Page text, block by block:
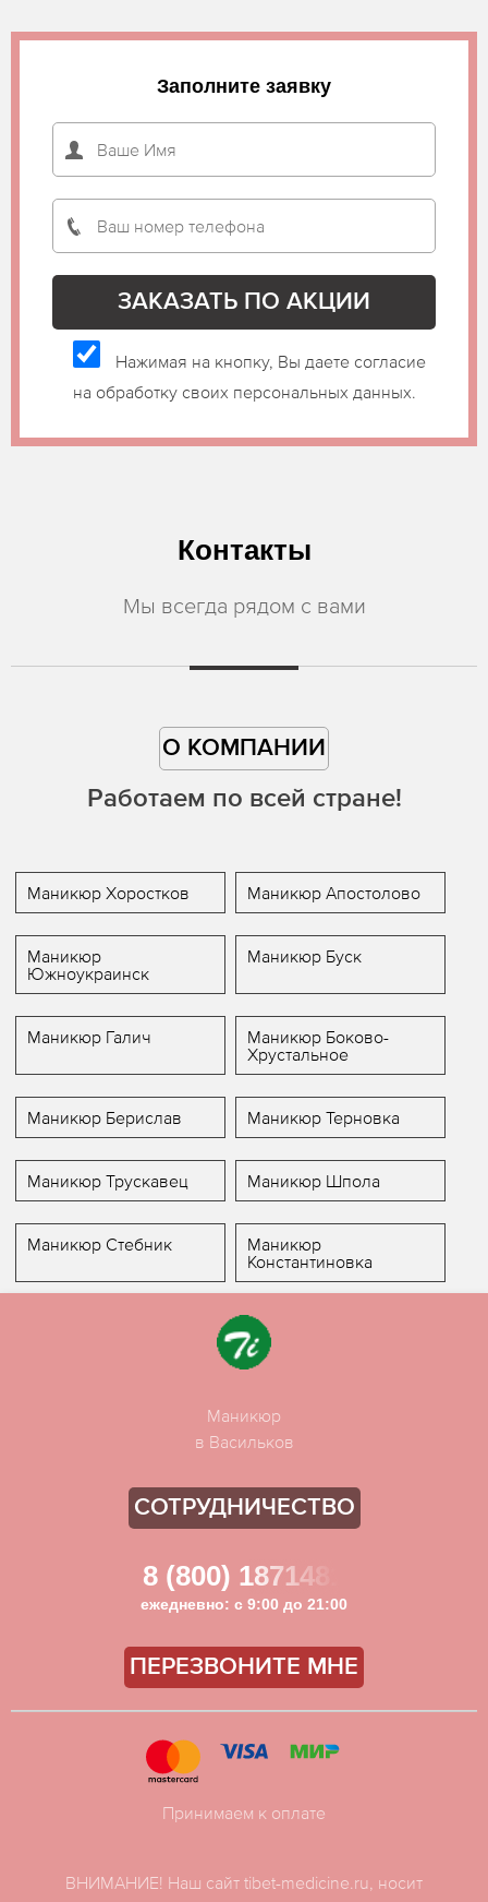
Заполните заявку
Нажимая на кнопку, Вы даете согласие
на обработку своих персональных данных.
Контакты
Мы всегда рядом с вами
О КОМПАНИИ
Работаем по всей стране!
Маникюр Хоростков Маникюр Апостолово
Маникюр
Южноукраинск
Маникюр Буск
Маникюр Галич
Маникюр Боково-
Хрустальное
Маникюр Берислав Маникюр Терновка
Маникюр Трускавец Маникюр Шпола
Маникюр Стебник
Маникюр
Константиновка
Маникюр
в Васильков
СОТРУДНИЧЕСТВО
8 (800) 1871481
ежедневно: с 9:00 до 21:00
ПЕРЕЗВОНИТЕ МНЕ
ВНИМАНИЕ! Наш сайт tibet-medicine.ru, носит
Принимаем к оплате